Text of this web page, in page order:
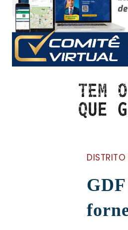
DISTRITO